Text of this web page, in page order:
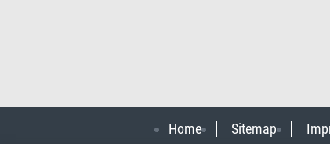
Home Sitemap